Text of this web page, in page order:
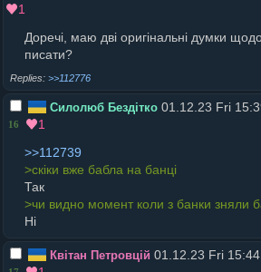
1
Доречi, маю двi оригiнальнi думки
писати?
>>112776
Силолюб Бездітко 01.12.23 Fri
16
1
>>112739
>скiки вже бабла на банцi
Так
>чи видно момент коли з банки зняли
Ні
Квітан Петровцій 01.12.23 Fri